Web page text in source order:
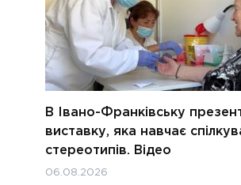
В Івано-Франківську
виставку, яка навчає
стереотипів. Відео
06.08.2026